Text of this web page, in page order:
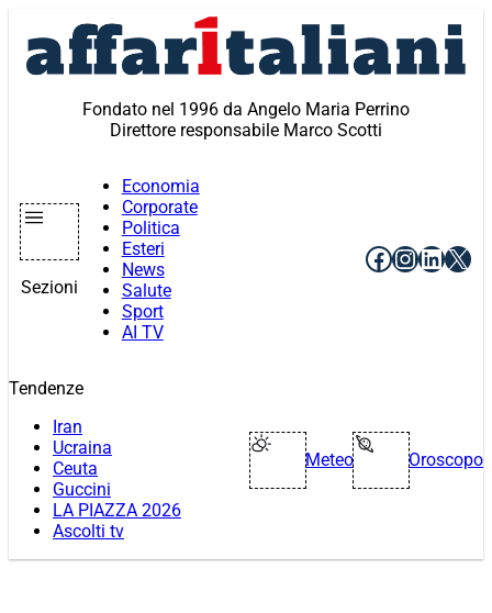
contenuto
Fondato nel 1996 da Angelo Maria Perrino
Direttore responsabile Marco Scotti
Sezioni
Economia
Corporate
Politica
Esteri
News
Salute
Sport
AI TV
Facebook
X
Tendenze
Iran
Ucraina
Ceuta
Guccini
LA PIAZZA 2026
Ascolti tv
Meteo Oroscopo